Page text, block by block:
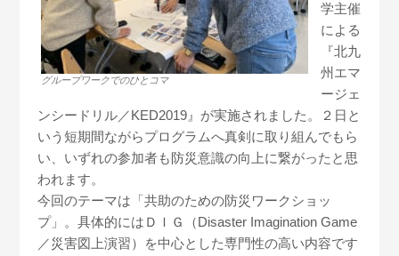
グループワークでのひとコマ
学主催
による
『北九
州エマ
ージェ
ンシードリル／KED2019 』 が実施されました。２ 日と
いう短期間ながらプログラムへ真剣に取り組んでもら
い、 いずれの参加者も防災意識の向上に繋がったと思
われます。
今回のテーマは「共助のための防災ワークショッ
プ」。具体的にはＤＩＧ（Disaster ImaginationGame
／災害図上演習）を中心とした専門性の高い内容です